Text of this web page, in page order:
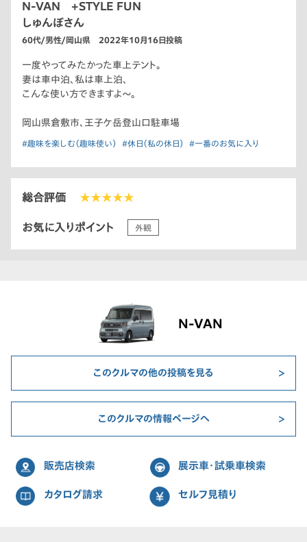
N-VAN +STYLE FUN
しゅんぼさん
60代/男性/岡山県 2022年10月16日投稿
一度やってみたかった車上テント。
妻は車中泊、私は車上泊、
こんな使い方できますよ〜。
岡山県倉敷市、王子ケ岳登山口駐車場
#趣味を楽しむ（趣味使い） #休日（私の休日） #一番のお気に入り
総合評価 ★★★★★
お気に入りポイント 外観
N-VAN
このクルマの他の投稿を見る
このクルマの情報ページへ
販売店検索 展示車・試乗車検索
カタログ請求 セルフ見積り